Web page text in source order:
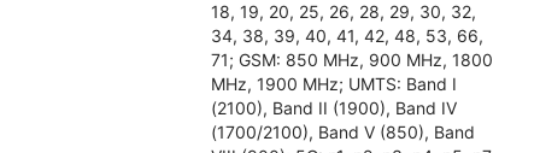
18, 19, 20, 25, 26, 28, 29, 30, 32,
34, 38, 39, 40, 41, 42, 48, 53, 66,
71; GSM: 850 MHz, 900 MHz, 1800
MHz, 1900 MHz; UMTS: Band I
(2100), Band II (1900), Band IV
(1700/2100), Band V (850), Band